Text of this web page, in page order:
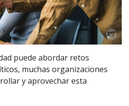
puede abordar retos
muchas organizaciones
y aprovechar esta